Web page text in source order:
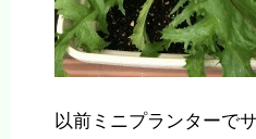
以前ミニプランターで